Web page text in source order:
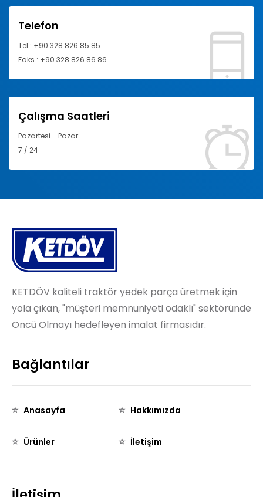
Telefon
Tel : +90 328 826 85 85
Faks : +90 328 826 86 86
Çalışma Saatleri
Pazartesi - Pazar
7 / 24
KETDÖV kaliteli traktör yedek parça üretmek için
yola çıkan, "müşteri memnuniyeti odaklı" sektöründe
Öncü Olmayı hedefleyen imalat firmasıdır.
Bağlantılar
Anasayfa Hakkımızda
Ürünler İletişim